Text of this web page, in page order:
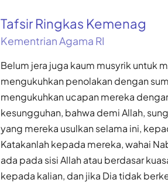
Tafsir Ringkas Kemenag
Kementrian Agama RI
Belum jera juga kaum musyrik untuk
mengukuhkan penolakan dengan
mengukuhkan ucapan mereka
kesungguhan, bahwa demi Allah,
yang mereka usulkan selama ini,
Katakanlah kepada mereka, wahai
ada pada sisi Allah atau berdasar
kepada kalian, dan jika Dia tidak